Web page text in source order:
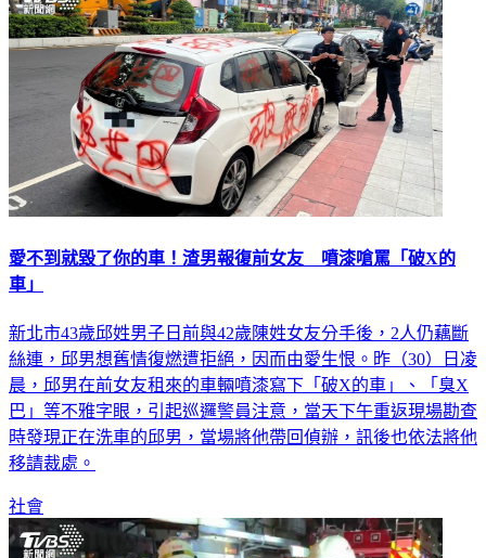
愛不到就毀了你的車！渣男報復前女友 噴漆嗆罵「破X的
新北市43歲邱姓男子日前與42歲陳姓女友分手後，2人仍藕斷
絲連，邱男想舊情復燃遭拒絕，因而由愛生恨。昨（30）日凌
晨，邱男在前女友租來的車輛噴漆寫下「破X的車」、「臭X
巴」等不雅字眼，引起巡邏警員注意，當天下午重返現場勘查
時發現正在洗車的邱男，當場將他帶回偵辦，訊後也依法將他
社會